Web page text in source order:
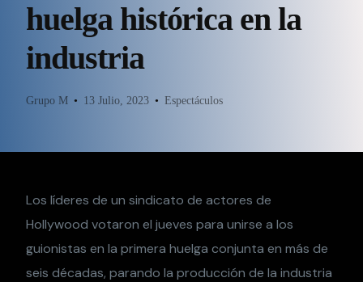
huelga histórica en la
industria
Grupo M 13 Julio, 2023 Espectáculos
Los líderes de un sindicato de actores de
Hollywood votaron el jueves para unirse a los
guionistas en la primera huelga conjunta en más de
seis décadas, parando la producción de la industria